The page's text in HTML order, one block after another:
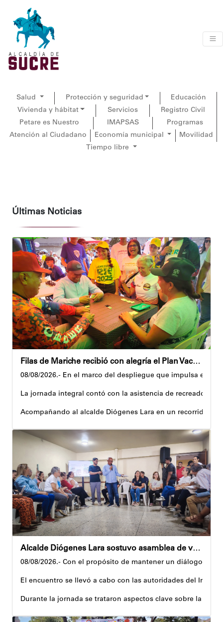
Salud Protección y seguridad
Educación
Vivienda y hábitat
Servicios
Registro Civil
Petare es Nuestro
IMAPSAS
Programas
Atención al Ciudadano
Economía municipal
Movilidad
Tiempo libre
Últimas Noticias
Filas de Mariche recibió con alegría el Plan Vacacional Venezuela RÍE 2026
08/08/2026.- En el marco del despliegue que impulsa el
La jornada integral contó con la asistencia de recreadores
Acompañando al alcalde Diógenes Lara en un recorrido,
Al respecto, señaló dos espacios permanentes habilitados
Precisamente, el Plan Vacacional Venezuela RÍE 2026
Andyvell Román
Alcalde Diógenes Lara sostuvo asamblea de vecinos con juntas de condominio de Palo Verde
08/08/2026.- Con el propósito de mantener un diálogo
El encuentro se llevó a cabo con las autoridades del
Durante la jornada se trataron aspectos clave sobre la
El alcalde tomó nota de las quejas, sugerencias y